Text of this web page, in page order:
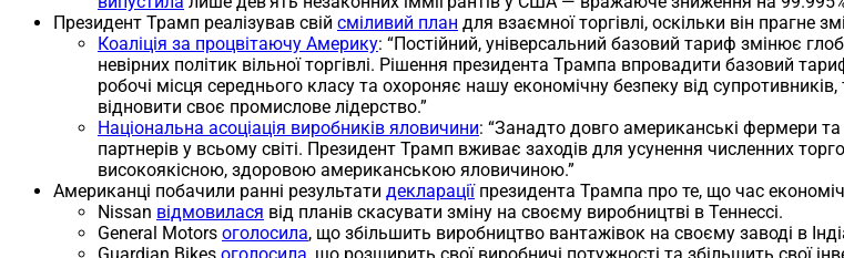
Президент Трамп реалізував свій сміливий план для взаємної торгівлі, оскільки він прагне
Коаліція за процвітаючу Америку: “Постійний, універсальний базовий тариф змінює
невірних політик вільної торгівлі. Рішення президента Трампа впровадити базовий
робочі місця середнього класу та охороняє нашу економічну безпеку від
відновити своє промислове лідерство.”
Національна асоціація виробників яловичини: “Занадто довго американські фермери
партнерів у всьому світі. Президент Трамп вживає заходів для усунення численних
високоякісною, здоровою американською яловичиною.”
Американці побачили ранні результати деклараціїпрезидента Трампа про те, що час
Nissan відмовилася від планів скасувати зміну на своєму виробництві в Теннессі.
General Motors оголосила, що збільшить виробництво вантажівок на своєму заводі в